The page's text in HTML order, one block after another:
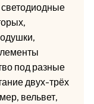
светодиодные
под разные
двух-трёх
вельвет,